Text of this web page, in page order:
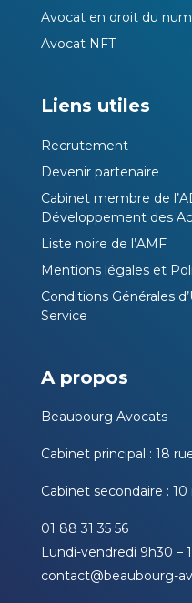
Avocat en droit du
Avocat NFT
Liens utiles
Recrutement
Devenir partenaire
Cabinet membre de
Développement des
Liste noire de l’AMF
Mentions légales et
Conditions Générales
Service
A propos
Beaubourg Avocats
Cabinet principal : 18
Cabinet secondaire :
01 88 31 35 56
Lundi-vendredi 9h30 –
contact@beaubourg-